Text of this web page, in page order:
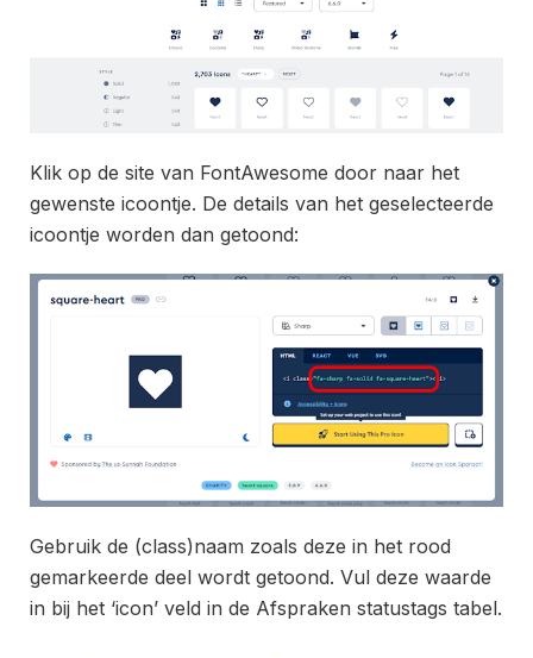
Klik op de site van FontAwesome door naar het
gewenste icoontje. De details van het geselecteerde
icoontje worden dan getoond:
Gebruik de (class)naam zoals deze in het rood
gemarkeerde deel wordt getoond. Vul deze waarde
in bij het ‘icon’ veld in de Afspraken statustags tabel.